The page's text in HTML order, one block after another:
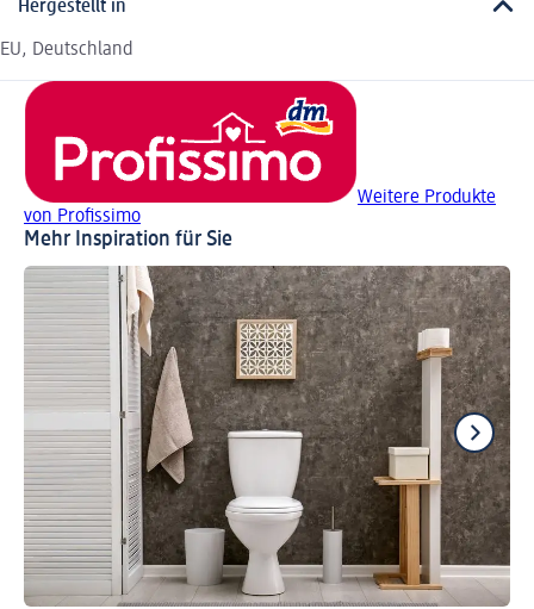
Hergestellt in
EU, Deutschland
Weitere Produkte
von Profissimo
Mehr Inspiration für Sie